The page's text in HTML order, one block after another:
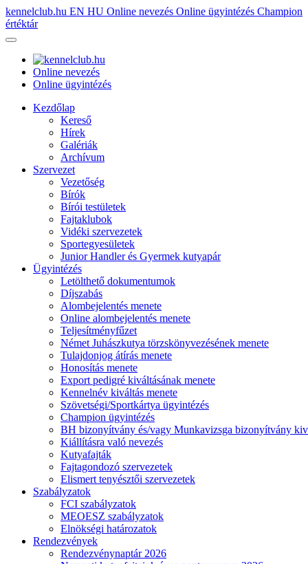
kennelclub.hu EN HU Online nevezés Online ügyintézés Champion
értéktár
Online nevezés
Online ügyintézés
Kezdőlap
Kereső
Hírek
Galériák
Archívum
Szervezet
Vezetőség
Bírók
Bírói testületek
Fajtaklubok
Vidéki szervezetek
Sportegyesületek
Junior Handler és Gyermek kutyapár
Ügyintézés
Letölthető dokumentumok
Díjszabás
Alombejelentés menete
Online alombejelentés menete
Teljesítményfűzet
Német Juhászkutya törzskönyvezésének menete
Tulajdonjog átírás menete
Honosítás menete
Export pedigré kiváltásának menete
Kennelnév kiváltás menete
Szövetségi/Sportkártya ügyintézés
Champion ügyintézés
BH bizonyítvány és/vagy Munkavizsga bizonyítvány
Kiállításra való nevezés
Kutyafajták
Fajtagondozó szervezetek
Elismert tenyésztői szervezetek
Szabályzatok
FCI szabályzatok
MEOESZ szabályzatok
Elnökségi határozatok
Rendezvények
Rendezvénynaptár 2026